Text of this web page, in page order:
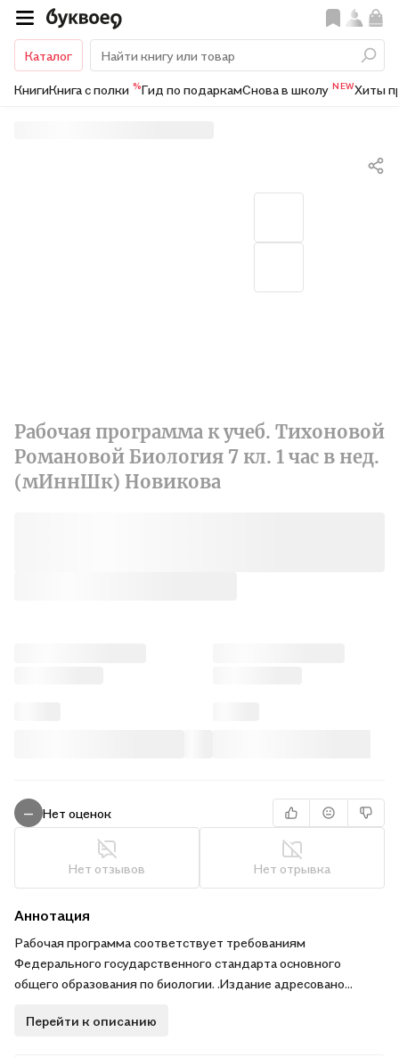
Каталог
КнигиКнига с полки %Гид по подаркамСнова в школу NEWХиты
Рабочая программа к учеб. Тихоновой
Романовой Биология 7 кл. 1 час в нед.
(мИннШк) Новикова
— Нет оценок
Нет отзывов Нет отрывка
Аннотация
Рабочая программа соответствует требованиям
Федерального государственного стандарта основного
общего образования по биологии. .Издание адресовано
учреждений: школ, гимназий и лицеев.
Перейти к описанию